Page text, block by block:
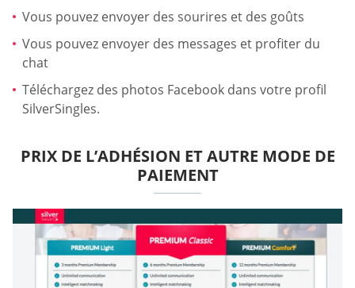
Vous pouvez envoyer des sourires et des goûts
Vous pouvez envoyer des messages et profiter du
chat
Téléchargez des photos Facebook dans votre profil
SilverSingles.
PRIX DE L’ADHÉSION ET AUTRE MODE DE
PAIEMENT